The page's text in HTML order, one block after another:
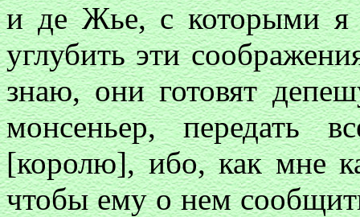
и де Жье, с которыми я
углубить эти
знаю, они готовят
монсеньер, передать
[королю], ибо, как мне
чтобы ему о нем